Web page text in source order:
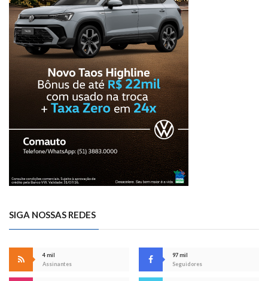
SIGA NOSSAS REDES
4 mil
Assinantes
97 mil
Seguidores